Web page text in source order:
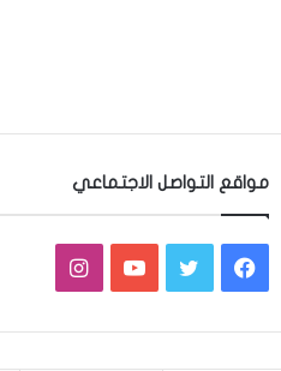
مواقع التواصل الاجتماعي
فيسبوكتويتر يوتيوبانستقرام